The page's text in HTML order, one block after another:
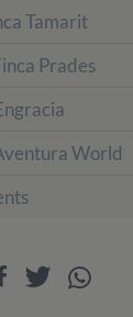
Tamarit
Prades
World